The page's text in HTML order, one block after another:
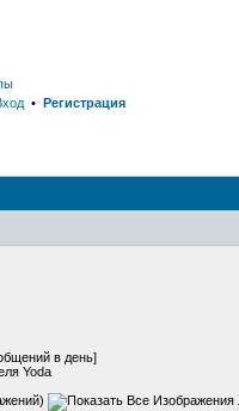
• Регистрация
в день]
Yoda